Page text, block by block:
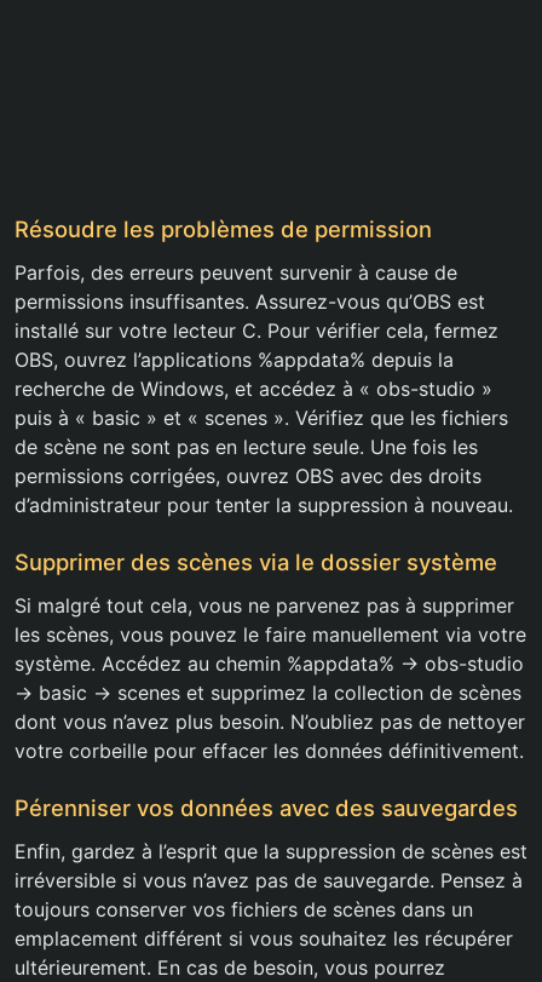
Résoudre les problèmes de permission
Parfois, des erreurs peuvent survenir à cause de
permissions insuffisantes. Assurez-vous qu’OBS est
installé sur votre lecteur C. Pour vérifier cela, fermez
OBS, ouvrez l’applications %appdata% depuis la
recherche de Windows, et accédez à « obs-studio »
puis à « basic » et « scenes ». Vérifiez que les fichiers
de scène ne sont pas en lecture seule. Une fois les
permissions corrigées, ouvrez OBS avec des droits
d’administrateur pour tenter la suppression à nouveau.
Supprimer des scènes via le dossier système
Si malgré tout cela, vous ne parvenez pas à supprimer
les scènes, vous pouvez le faire manuellement via votre
système. Accédez au chemin %appdata% -> obs-studio
-> basic -> scenes et supprimez la collection de scènes
dont vous n’avez plus besoin. N’oubliez pas de nettoyer
votre corbeille pour effacer les données définitivement.
Pérenniser vos données avec des sauvegardes
Enfin, gardez à l’esprit que la suppression de scènes est
irréversible si vous n’avez pas de sauvegarde. Pensez à
toujours conserver vos fichiers de scènes dans un
emplacement différent si vous souhaitez les récupérer
ultérieurement. En cas de besoin, vous pourrez